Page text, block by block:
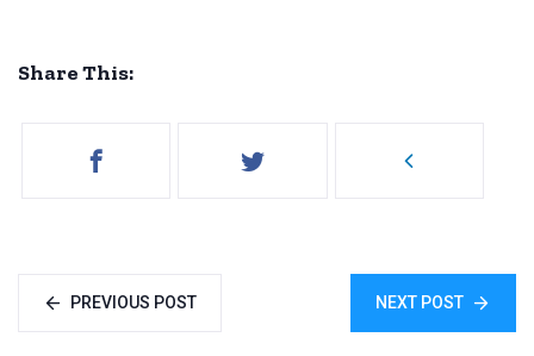
Share This:
PREVIOUS POST NEXT POST